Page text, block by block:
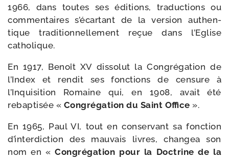
1966, dans toutes ses édi­tions, tra­duc­tions ou
com­men­taires s’écartant de la ver­sion authen­
tique tra­di­tion­nel­le­ment reçue dans l’Eglise
catholique.
En 1917, Benoît XV dis­so­lut la Congrégation de
l’Index et ren­dit ses fonc­tions de cen­sure à
l’Inquisition Romaine qui, en 1908, avait été
rebap­ti­sée « Congrégation du Saint Office ».
En 1965, Paul VI, tout en conser­vant sa fonc­tion
d’interdiction des mau­vais livres, chan­gea son
nom en «Congrégation pour la Doctrine de la